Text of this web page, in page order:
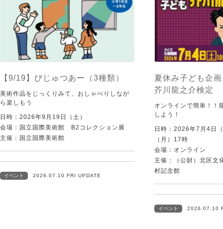
【9/19】びじゅつあー（3種類）
美術作品をじっくりみて、おしゃべりしなが
ら楽しもう
日時：2026年9月19日（土）
会場：国立国際美術館 B2コレクション展
主催：国立国際美術館
イベント 2026.07.10 FRI UPDATE
夏休み子ども企
芥川龍之介検定
オンラインで簡単！！
しよう！
日時：2026年7月4日
（月）17時
会場：オンライン
主催：（公財）北区
村記念館
イベント 2026.07.10